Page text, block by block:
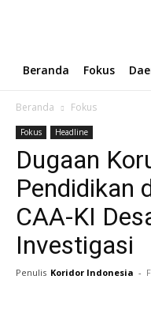
Beranda Fokus
Beranda Fokus
Fokus Headline
Dugaan
Pendidikan
CAA-KI
Investigasi
Penulis Koridor Indonesia -